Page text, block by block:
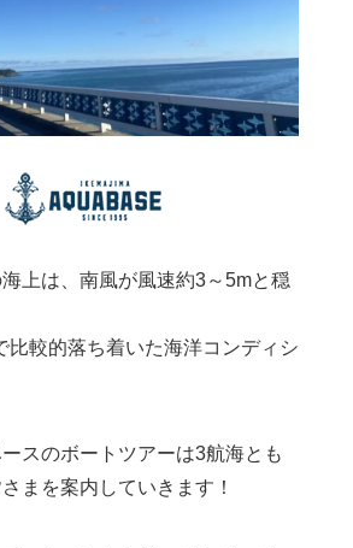
上は、南風が風速約3～5mと穏
比較的落ち着いた海洋コンディシ
スのボートツアーは3航海とも
まを案内していきます！